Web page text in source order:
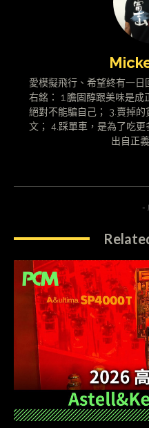
愛模擬飛行、希望終有一
右銘： 1.膽固醇跟美味是
絕對不能騙自己； 3.賣掉
文； 4.踩單車，是為了吃
出自正
-